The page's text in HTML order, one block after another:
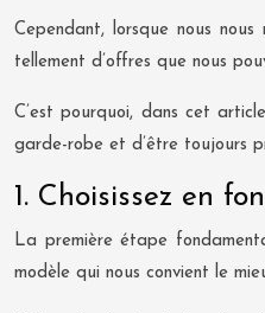
Cependant, lorsque nous
tellement d’offres que nous
C’est pourquoi, dans cet
garde-robe et d’être toujours
1. Choisissez en
La première étape
modèle qui nous convient le